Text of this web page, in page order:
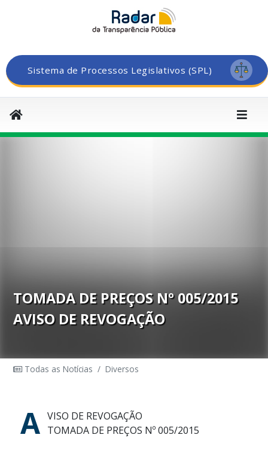
Sistema de Processos Legislativos (SPL)
TOMADA DE PREÇOS Nº 005/2015
AVISO DE REVOGAÇÃO
Todas as Notícias / Diversos
A VISO DE REVOGAÇÃO
TOMADA DE PREÇOS Nº 005/2015